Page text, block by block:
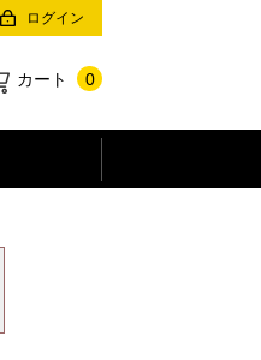
ログイン
カート 0